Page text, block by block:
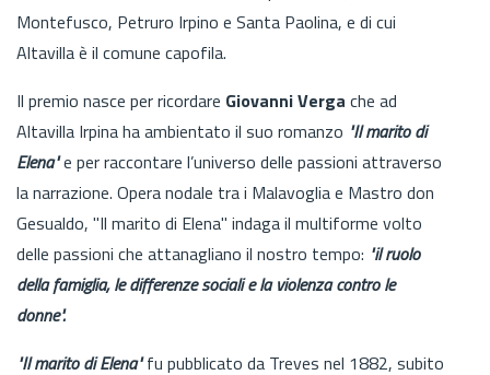
Montefusco, Petruro Irpino e Santa Paolina, e di cui
Altavilla è il comune capofila.
Il premio nasce per ricordare Giovanni Verga che ad
Altavilla Irpina ha ambientato il suo romanzo "Il marito di
Elena"e per raccontare l’universo delle passioni attraverso
la narrazione. Opera nodale tra i Malavoglia e Mastro don
Gesualdo, "Il marito di Elena" indaga il multiforme volto
delle passioni che attanagliano il nostro tempo: "il ruolo
della famiglia, le differenze sociali e la violenza contro le
donne".
"Il marito di Elena"fu pubblicato da Treves nel 1882, subito